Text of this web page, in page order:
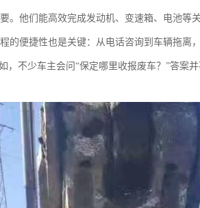
。他们能高效完成发动机、变速箱、电池等
的便捷性也是关键：从电话咨询到车辆拖离
，不少车主会问“保定哪里收报废车？”答案